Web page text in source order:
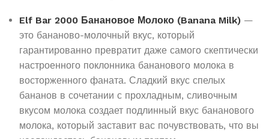
Elf Bar 2000 Банановое Молоко (Banana Milk) —
это бананово-молочный вкус, который
гарантированно превратит даже самого скептически
настроенного поклонника бананового молока в
восторженного фаната. Сладкий вкус спелых
бананов в сочетании с прохладным, сливочным
вкусом молока создает подлинный вкус бананового
молока, который заставит вас почувствовать, что вы